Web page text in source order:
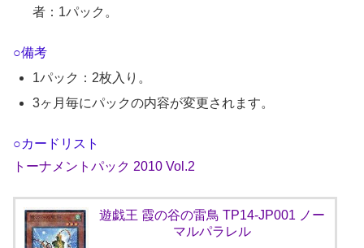
者：1パック。
○備考
1パック：2枚入り。
3ヶ月毎にパックの内容が変更されます。
○カードリスト
トーナメントパック 2010 Vol.2
遊戯王 霞の谷の雷鳥 TP14-JP001 ノー
マルパラレル